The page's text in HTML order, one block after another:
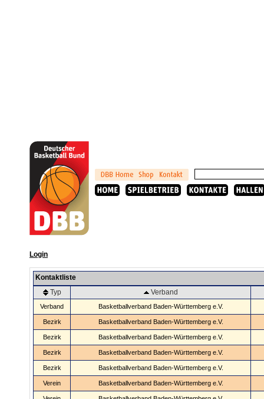
Login
Kontaktliste
Typ
Verband
Verband Basketballverband Baden-Württemberg e.V.
Bezirk Basketballverband Baden-Württemberg e.V.
Bezirk Basketballverband Baden-Württemberg e.V.
Bezirk Basketballverband Baden-Württemberg e.V.
Bezirk Basketballverband Baden-Württemberg e.V.
Verein Basketballverband Baden-Württemberg e.V.